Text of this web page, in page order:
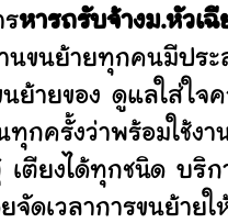
หารถรับจ้างม.หัวเฉี
ขนย้ายทุกคนมีประ
นย้ายของ ดูแลใส่ใ
ทุกครั้งว่าพร้อมใช้
เตียงได้ทุกชนิด บริก
จัดเวลาการขนย้าย